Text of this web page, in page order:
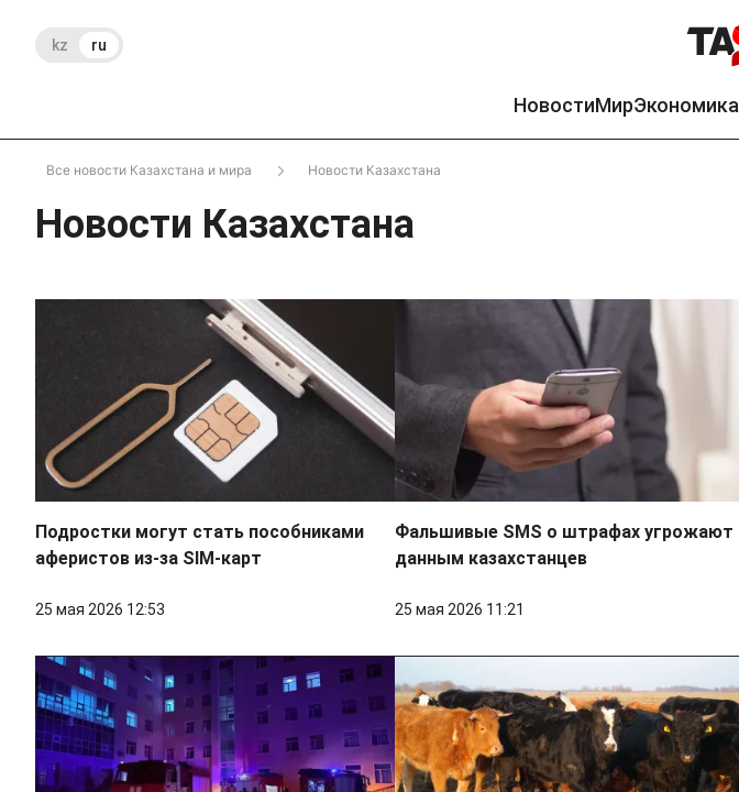
kz ru
НовостиМирЭкономика
Все новости Казахстана и мира Новости Казахстана
Новости Казахстана
Подростки могут стать пособниками
аферистов из-за SIM-карт
25 мая 2026 12:53
Фальшивые SMS о штрафах угрожают
данным казахстанцев
25 мая 2026 11:21